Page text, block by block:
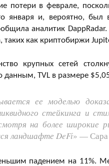
потери в феврале,
января и, вероятно,
аналитик
таких как криптобиржи
крупных сетей
данным, TVL в размере
ее моделью
стейкинга и
на более широкие
ландшафте DeFi» — Сара
падением на 11%.